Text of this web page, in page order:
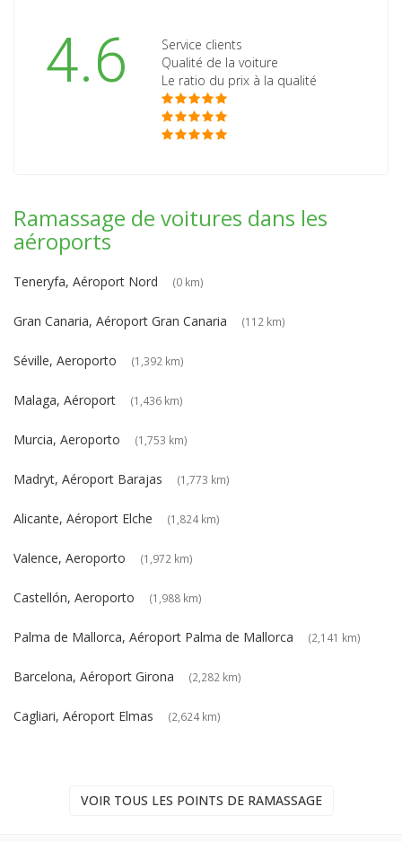
4.6
Service clients
Qualité de la voiture
Le ratio du prix à la qualité
Ramassage de voitures dans les
aéroports
Teneryfa, Aéroport Nord (0 km)
Gran Canaria, Aéroport Gran Canaria (112 km)
Séville, Aeroporto (1,392 km)
Malaga, Aéroport (1,436 km)
Murcia, Aeroporto (1,753 km)
Madryt, Aéroport Barajas (1,773 km)
Alicante, Aéroport Elche (1,824 km)
Valence, Aeroporto (1,972 km)
Castellón, Aeroporto (1,988 km)
Palma de Mallorca, Aéroport Palma de Mallorca (2,141 km)
Barcelona, Aéroport Girona (2,282 km)
Cagliari, Aéroport Elmas (2,624 km)
VOIR TOUS LES POINTS DE RAMASSAGE